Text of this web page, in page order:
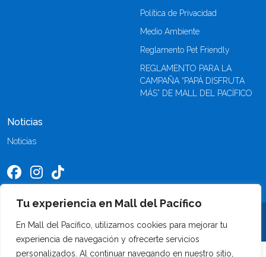
Tu experiencia en Mall del Pacífico
En Mall del Pacífico, utilizamos cookies para mejorar tu
experiencia de navegación y ofrecerte servicios
personalizados. Al continuar navegando en nuestro sitio,
Política de Privacidad
Medio Ambiente
Reglamento Pet Friendly
REGLAMENTO PARA LA
CAMPAÑA “PAPÁ DISFRUTA
MÁS” DE MALL DEL PACÍFICO
Noticias
Noticias
©2026 Mall del Pacífico. Todos los derechos reservados